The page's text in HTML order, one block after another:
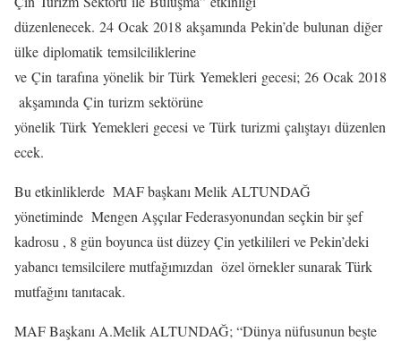
düzenlenecek. 24 Ocak 2018 akşamında Pekin’de bulunan diğer
ülke diplomatik temsilciliklerine
ve Çin tarafına yönelik bir Türk Yemekleri gecesi; 26 Ocak 2018
akşamında Çin turizm sektörüne
yönelik Türk Yemekleri gecesi ve Türk turizmi çalıştayı düzenlen
ecek.
Bu etkinliklerde MAF başkanı Melik ALTUNDAĞ
yönetiminde Mengen Aşçılar Federasyonundan seçkin bir şef
kadrosu , 8 gün boyunca üst düzey Çin yetkilileri ve Pekin’deki
yabancı temsilcilere mutfağımızdan özel örnekler sunarak Türk
mutfağını tanıtacak.
MAF Başkanı A.Melik ALTUNDAĞ; “Dünya nüfusunun beşte